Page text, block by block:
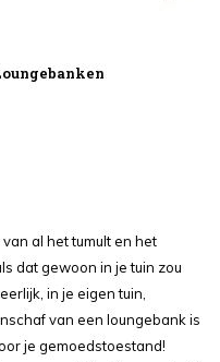
al het tumult en het
dat gewoon in je tuin zou
in je eigen tuin,
van een loungebank is
je gemoedstoestand!